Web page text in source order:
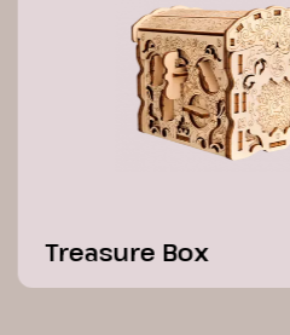
Treasure Box